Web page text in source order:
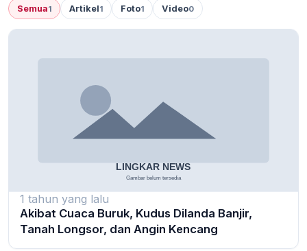
Semua1 Artikel1 Foto1 Video0
1 tahun yang lalu
Akibat Cuaca Buruk, Kudus Dilanda Banjir,
Tanah Longsor, dan Angin Kencang